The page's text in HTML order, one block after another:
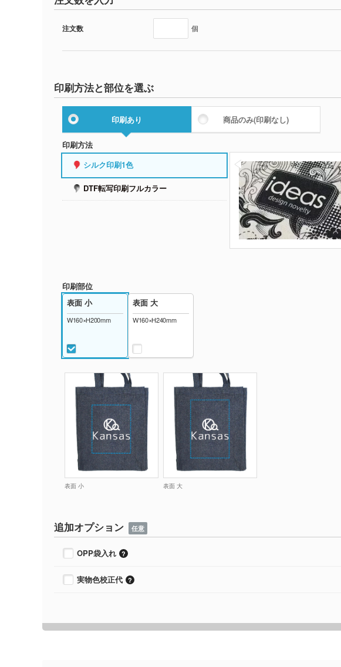
注文数 個
印刷方法と部位を選ぶ
印刷あり 商品のみ(印刷なし)
印刷方法
シルク印刷1色
DTF転写印刷フルカラー
印刷部位
表面 小
W160×H200mm
表面 大
W160×H240mm
表面 小 表面 大
追加オプション 任意
OPP袋入れ
実物色校正代